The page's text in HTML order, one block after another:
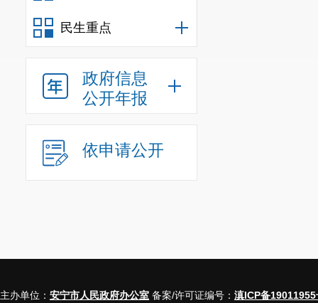
民生重点
政府信息
公开年报
依申请公开
主办单位： 安宁市人民政府办公室 备案/许可证编号： 滇ICP备